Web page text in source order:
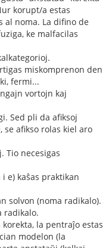
korupt/a estas
al noma. La difino de
ke malfacilas
miskomprenon den
fermi...
vortojn kaj
Sed pli da afiksoj
afikso rolas kiel aro
Tio necesigas
e) kaŝas praktikan
solvon (noma radikalo).
radikalo.
la pentraĵo estas
modelon (la